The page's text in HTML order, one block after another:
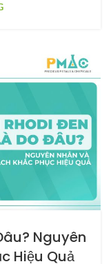
Nguyên
Hiệu Quả